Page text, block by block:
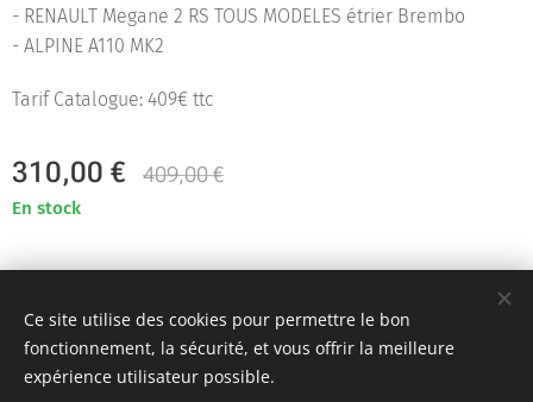
- RENAULT Megane 2 RS TOUS MODELES étrier Brembo
- ALPINE A110 MK2
Tarif Catalogue: 409€ ttc
310,00 € 409,00€
En stock
Team KR Autosport - Création originale 2D Unlimited © 2018
Toutes images non libres de droits
Cookies
Ce site utilise des cookies pour permettre le bon
fonctionnement, la sécurité, et vous offrir la meilleure
expérience utilisateur possible.